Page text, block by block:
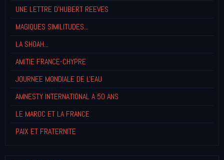
UNE LETTRE D'HUBERT REEVES
MAGIQUES SIMILITUDES...
LA SHOAH...
AMITIE FRANCE-CHYPRE
JOURNEE MONDIALE DE L'EAU
AMNESTY INTERNATIONAL A 50 ANS
LE MAROC ET LA FRANCE
PAIX ET FRATERNITE